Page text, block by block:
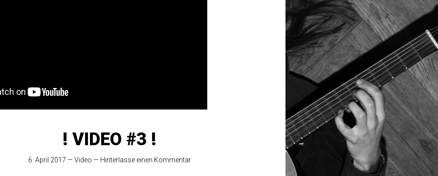
! VIDEO #3 !
6. April 2017 — Video — Hinterlasse einen Kommentar